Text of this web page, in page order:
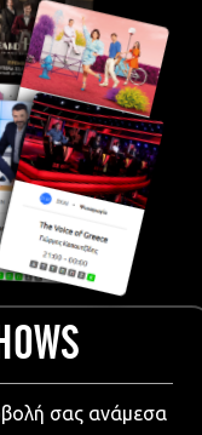
σας ανάμεσα